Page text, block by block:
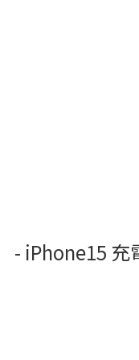
- iPhone15